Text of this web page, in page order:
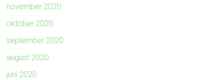
november 2020
oktober 2020
september 2020
august 2020
juni 2020